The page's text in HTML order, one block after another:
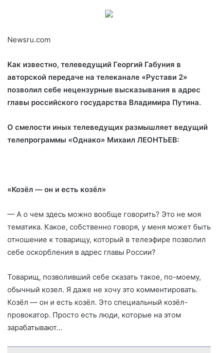
Newsru.com
Как известно, телеведущий Георгий Габуния в
авторской передаче на телеканале «Рустави 2»
позволил себе нецензурные высказывания в адрес
главы российского государства Владимира Путина.
О смелости иных телеведущих размышляет ведущий
телепрограммы «Однако» Михаил ЛЕОНТЬЕВ:
«Козёл — он и есть козёл»
— А о чем здесь можно вообще говорить? Это не моя
тематика. Какое, собственно говоря, у меня может быть
отношение к товарищу, который в телеэфире позволил
себе оскорбления в адрес главы России?
Товарищ, позволивший себе сказать такое, по-моему,
обычный козел. Я даже не хочу это комментировать.
Козёл — он и есть козёл. Это специальный козёл-
провокатор. Просто есть люди, которые на этом
зарабатывают…